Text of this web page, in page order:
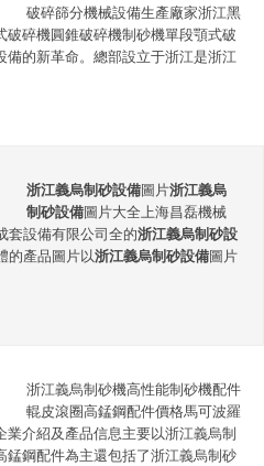
破碎篩分機械設備生產廠家浙江黑
破碎機圓錐破碎機制砂機單段顎式破
備的新革命。總部設立于浙江是浙江
浙江義烏制砂設備圖片浙江義烏
制砂設備圖片大全上海昌磊機械
套設備有限公司全的浙江義烏制砂設
的產品圖片以浙江義烏制砂設備圖片
浙江義烏制砂機高性能制砂機配件
輥皮滾圈高錳鋼配件價格馬可波羅
介紹及產品信息主要以浙江義烏制
錳鋼配件為主還包括了浙江義烏制砂